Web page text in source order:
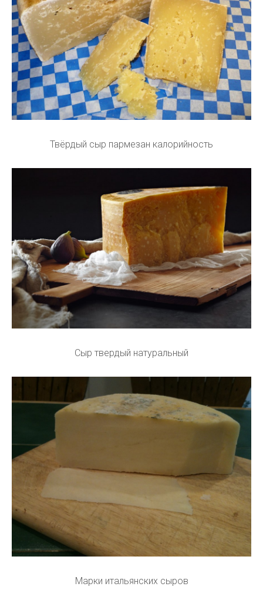
Твёрдый сыр пармезан калорийность
Сыр твердый натуральный
Марки итальянских сыров